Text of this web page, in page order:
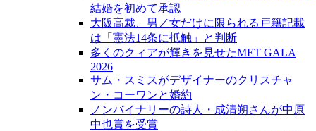
結婚を初めて承認
大阪高裁、男／女だけに限られる戸籍記載
は「憲法14条に抵触」と判断
多くのクィアが輝きを見せたMET GALA
2026
サム・スミスがデザイナーのクリスチャ
ン・コーワンと婚約
ノンバイナリーの詩人・成清朔さんが中原
中也賞を受賞